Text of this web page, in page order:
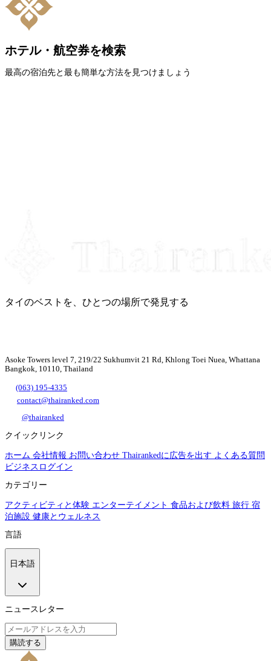
ホテル・航空券を検索
最高の宿泊先と最も簡単な方法を見つけましょう
タイのベストを、ひとつの場所で発見する
Asoke Towers level 7, 219/22 Sukhumvit 21 Rd, Khlong Toei Nuea, Whattana
Bangkok, 10110, Thailand
(063) 195-4335
contact@thairanked.com
@thairanked
クイックリンク
ホーム 会社情報 お問い合わせ Thairankedに広告を出す よくある質問
ビジネスログイン
カテゴリー
アクティビティと体験 エンターテイメント 食品および飲料 旅行 宿
泊施設 健康とウェルネス
言語
日本語
ニュースレター
購読する